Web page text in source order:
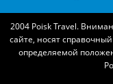
2004 Poisk Travel.
сайте, носят
определяемой